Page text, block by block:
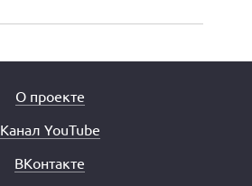
О проекте
Канал YouTube
ВКонтакте